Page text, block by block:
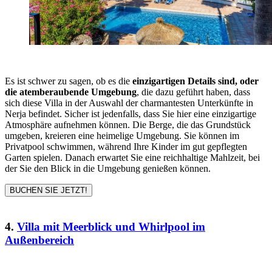
Es ist schwer zu sagen, ob es die einzigartigen Details sind, oder
die atemberaubende Umgebung, die dazu geführt haben, dass
sich diese Villa in der Auswahl der charmantesten Unterkünfte in
Nerja befindet. Sicher ist jedenfalls, dass Sie hier eine einzigartige
Atmosphäre aufnehmen können. Die Berge, die das Grundstück
umgeben, kreieren eine heimelige Umgebung. Sie können im
Privatpool schwimmen, während Ihre Kinder im gut gepflegten
Garten spielen. Danach erwartet Sie eine reichhaltige Mahlzeit, bei
der Sie den Blick in die Umgebung genießen können.
BUCHEN SIE JETZT!
4. Villa mit Meerblick und Whirlpool im
Außenbereich